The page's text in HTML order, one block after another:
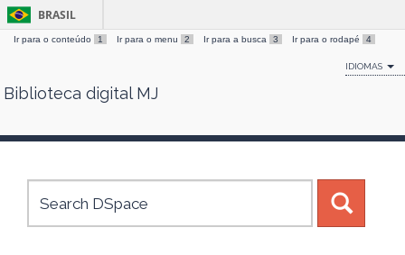
Skip
BRASIL
Ir para o conteúdo 1 Ir para o menu 2 Ir para a busca 3 Ir para o rodapé 4
IDIOMAS
Biblioteca digital MJ